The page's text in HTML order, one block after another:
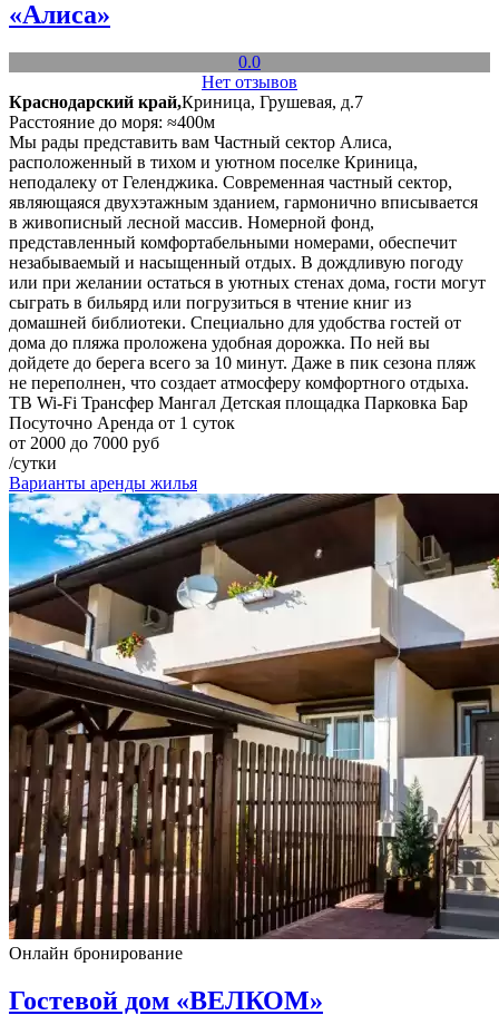
«Алиса»
0.0
Нет отзывов
Краснодарский край,Криница, Грушевая, д.7
Расстояние до моря: ≈400м
Мы рады представить вам Частный сектор Алиса,
расположенный в тихом и уютном поселке Криница,
неподалеку от Геленджика. Современная частный сектор,
являющаяся двухэтажным зданием, гармонично вписывается
в живописный лесной массив. Номерной фонд,
представленный комфортабельными номерами, обеспечит
незабываемый и насыщенный отдых. В дождливую погоду
или при желании остаться в уютных стенах дома, гости могут
сыграть в бильярд или погрузиться в чтение книг из
домашней библиотеки. Специально для удобства гостей от
дома до пляжа проложена удобная дорожка. По ней вы
дойдете до берега всего за 10 минут. Даже в пик сезона пляж
не переполнен, что создает атмосферу комфортного отдыха.
ТВ Wi-Fi Трансфер Мангал Детская площадка Парковка Бар
Посуточно Аренда от 1 суток
от 2000 до 7000 руб
/сутки
Варианты аренды жилья
Онлайн бронирование
Гостевой дом «ВЕЛКОМ»